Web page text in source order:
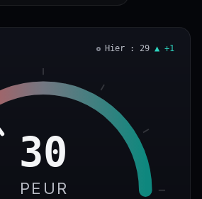
Hier : 29 ▲ +1
30
PEUR